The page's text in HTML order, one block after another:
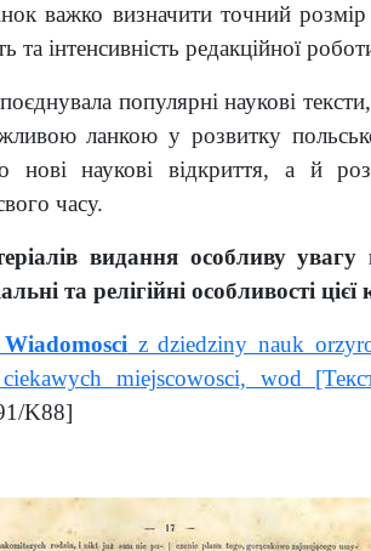
важко визначити точний
та інтенсивність редакційної
популярні наукові
ланкою у розвитку
нові наукові відкриття, а й
часу.
видання особливу
та релігійні особливості
z dziedziny nauk
ciekawych miejscowosci, wod
K88]